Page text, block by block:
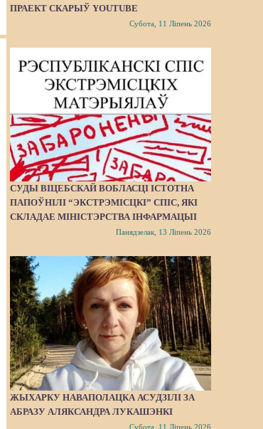
ПРАЕКТ СКАРЫЎ YOUTUBE
Субота, 11 Ліпень 2026
СУДЫ ВІЦЕБСКАЙ ВОБЛАСЦІ ІСТОТНА
ПАПОЎНІЛІ “ЭКСТРЭМІСЦКІ” СПІС, ЯКІ
СКЛАДАЕ МІНІСТЭРСТВА ІНФАРМАЦЫІ
Панядзелак, 13 Ліпень 2026
ЖЫХАРКУ НАВАПОЛАЦКА АСУДЗІЛІ ЗА
АБРАЗУ АЛЯКСАНДРА ЛУКАШЭНКІ
Субота, 11 Ліпень 2026